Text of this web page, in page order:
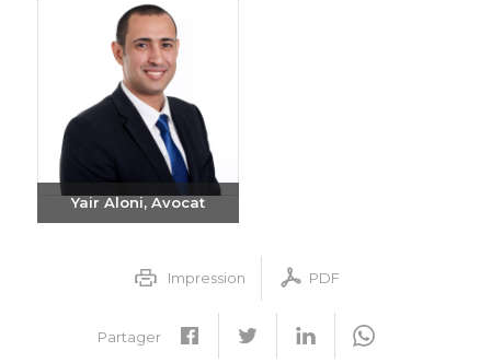
Yair Aloni, Avocat
+972-3-6093609Impression PDF
Partager